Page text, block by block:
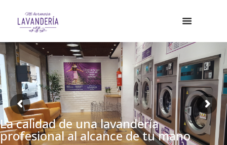
La calidad de una lavandería
profesional al alcance de tu mano